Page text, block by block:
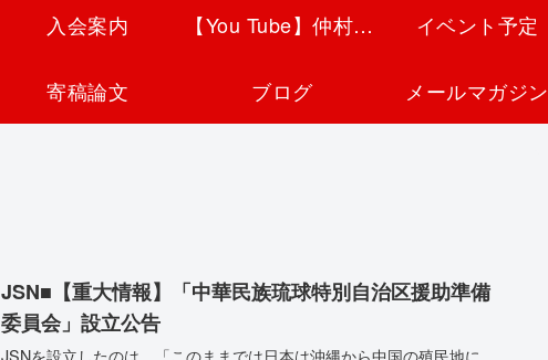
入会案内 【You Tube】仲村覚チャンネル イベント予定
寄稿論文 ブログ メールマガジン
JSN■【重大情報】「中華民族琉球特別自治区援助準備
委員会」設立公告
JSNを設立したのは、「このままでは日本は沖縄から中国の殖民地に